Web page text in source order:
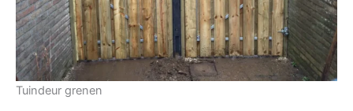
Tuindeur grenen